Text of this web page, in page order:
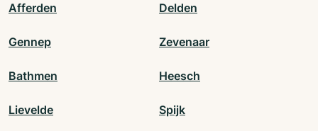
Afferden Delden
Gennep Zevenaar
Bathmen Heesch
Lievelde Spijk